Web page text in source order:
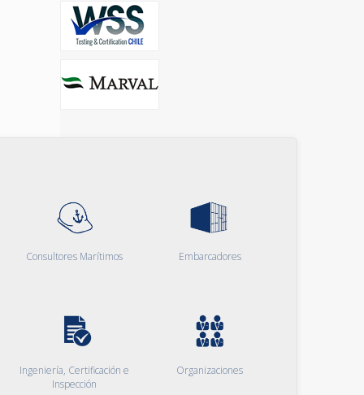
Consultores Marítimos Embarcadores
Ingeniería, Certificación e
Inspección
Organizaciones